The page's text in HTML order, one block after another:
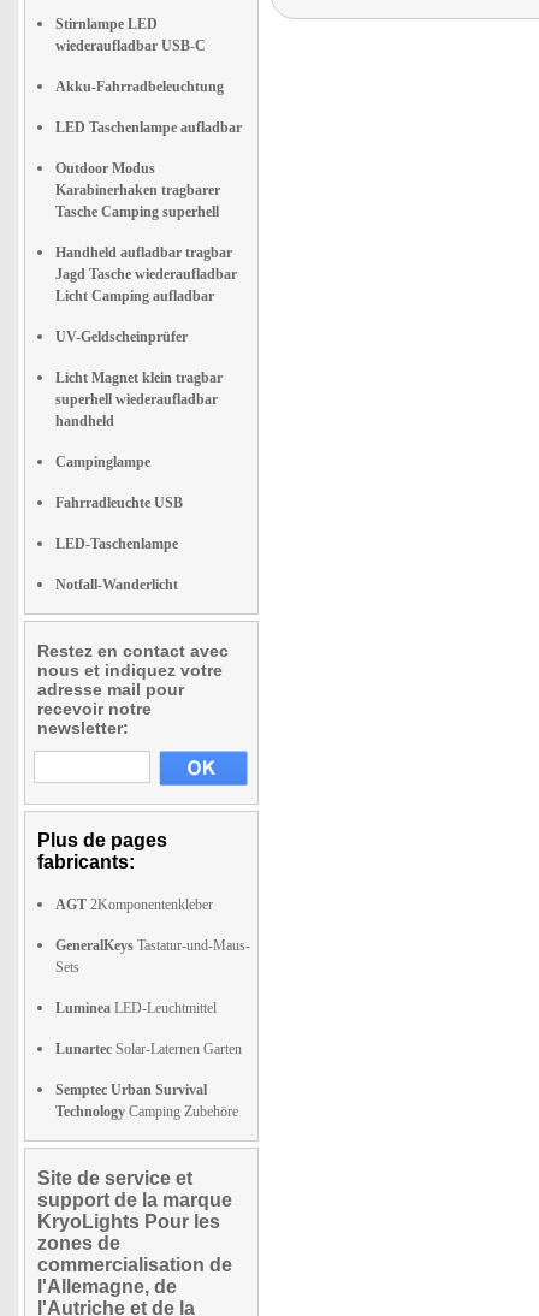
Stirnlampe LED
wiederaufladbar USB-C
Akku-Fahrradbeleuchtung
LED Taschenlampe aufladbar
Outdoor Modus
Karabinerhaken tragbarer
Tasche Camping superhell
Handheld aufladbar tragbar
Jagd Tasche wiederaufladbar
Licht Camping aufladbar
UV-Geldscheinprüfer
Licht Magnet klein tragbar
superhell wiederaufladbar
handheld
Campinglampe
Fahrradleuchte USB
LED-Taschenlampe
Notfall-Wanderlicht
Restez en contact avec
nous et indiquez votre
adresse mail pour
recevoir notre
newsletter:
Plus de pages
fabricants:
AGT 2Komponentenkleber
GeneralKeys Tastatur-und-Maus-
Sets
Luminea LED-Leuchtmittel
Lunartec Solar-Laternen Garten
Semptec Urban Survival
Technology Camping Zubehöre
Site de service et
support de la marque
KryoLights Pour les
zones de
commercialisation de
l'Allemagne, de
l'Autriche et de la